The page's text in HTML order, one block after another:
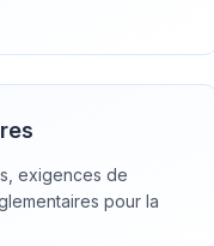
exigences de
pour la